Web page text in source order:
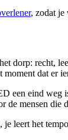
, zodat je
dorp: recht,
dat er
een eind
mensen
leert het